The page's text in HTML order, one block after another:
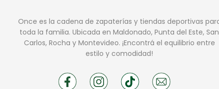
Once es la cadena de zapaterías y tiendas deportivas
toda la familia. Ubicada en Maldonado, Punta del Este, San
Carlos, Rocha y Montevideo. ¡Encontrá el equilibrio entre
estilo y comodidad!